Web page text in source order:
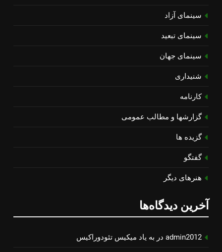
سینمای آزاد
سینمای تبعید
سینمای جهان
شنیداری
کارنامه
گزارشها و مطالب عمومی
گزیده ها
گفتگو
هنرهای دیگر
آخرین دیدگاه‌ها
admin2012 در به یاد میكیس تئودوراكیس